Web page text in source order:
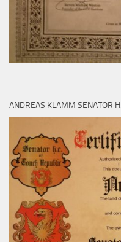
ANDREAS KLAMM SENATOR